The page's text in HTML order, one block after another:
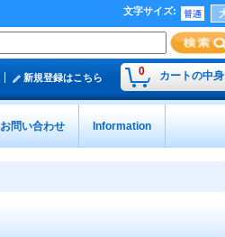
文字サイズ:
0 カートの中身
新規登録はこちら
お問い合わせ Information